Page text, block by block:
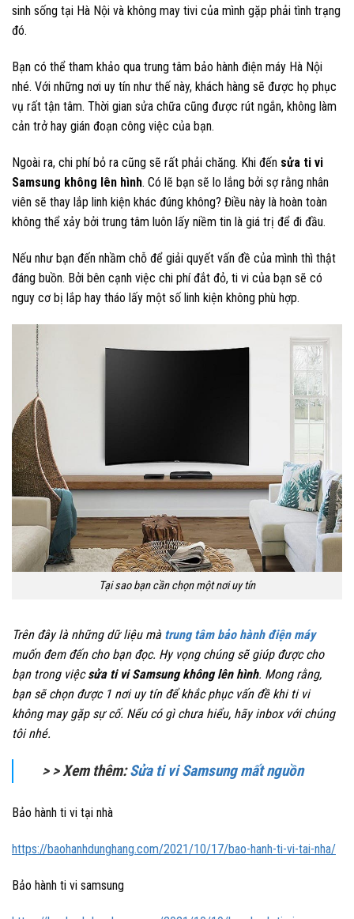
sinh sống tại Hà Nội và không may tivi của mình gặp phải tình trạng
đó.
Bạn có thể tham khảo qua trung tâm bảo hành điện máy Hà Nội
nhé. Với những nơi uy tín như thế này, khách hàng sẽ được họ phục
vụ rất tận tâm. Thời gian sửa chữa cũng được rút ngắn, không làm
cản trở hay gián đoạn công việc của bạn.
Ngoài ra, chi phí bỏ ra cũng sẽ rất phải chăng. Khi đến sửa ti vi
Samsung không lên hình. Có lẽ bạn sẽ lo lắng bởi sợ rằng nhân
viên sẽ thay lắp linh kiện khác đúng không? Điều này là hoàn toàn
không thể xảy bởi trung tâm luôn lấy niềm tin là giá trị để đi đầu.
Nếu như bạn đến nhầm chỗ để giải quyết vấn đề của mình thì thật
đáng buồn. Bởi bên cạnh việc chi phí đắt đỏ, ti vi của bạn sẽ có
nguy cơ bị lắp hay tháo lấy một số linh kiện không phù hợp.
Tại sao bạn cần chọn một nơi uy tín
Trên đây là những dữ liệu mà trung tâm bảo hành điện máy
muốn đem đến cho bạn đọc. Hy vọng chúng sẽ giúp được cho
bạn trong việcsửa ti vi Samsung không lên hình. Mong rằng,
bạn sẽ chọn được 1 nơi uy tín để khắc phục vấn đề khi ti vi
không may gặp sự cố. Nếu có gì chưa hiểu, hãy inbox với chúng
tôi nhé.
> > Xem thêm:Sửa ti vi Samsung mất nguồn
Bảo hành ti vi tại nhà
https://baohanhdunghang.com/2021/10/17/bao-hanh-ti-vi-tai-nha/
Bảo hành ti vi samsung